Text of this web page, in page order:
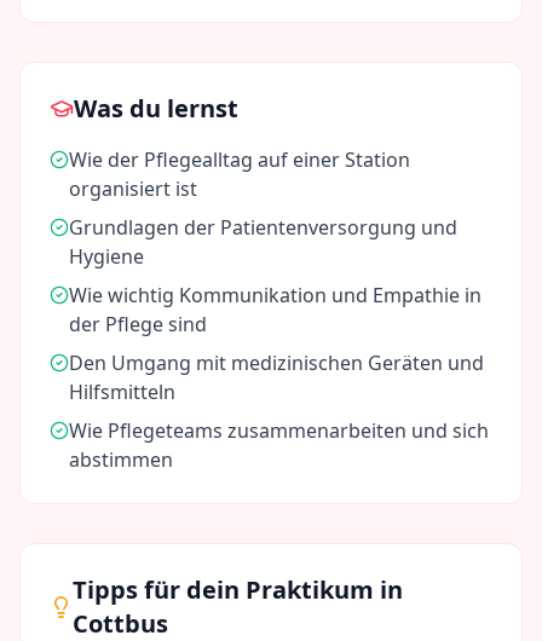
Was du lernst
Wie der Pflegealltag auf einer Station
organisiert ist
Grundlagen der Patientenversorgung und
Hygiene
Wie wichtig Kommunikation und Empathie in
der Pflege sind
Den Umgang mit medizinischen Geräten und
Hilfsmitteln
Wie Pflegeteams zusammenarbeiten und sich
abstimmen
Tipps für dein Praktikum in
Cottbus